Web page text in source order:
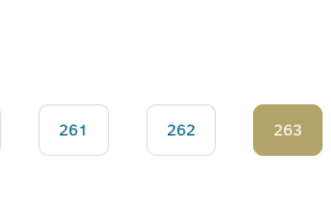
261 262 263